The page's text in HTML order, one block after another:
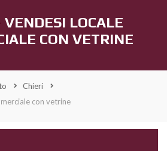
VENDESI LOCALE
CON VETRINE
Chieri
con vetrine